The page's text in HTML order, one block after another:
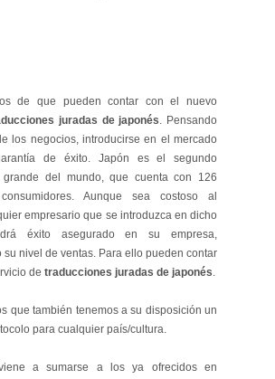
de que pueden contar con el nuevo
juradas de japonés. Pensando
los negocios, introducirse en el mercado
de éxito. Japón es el segundo
grande del mundo, que cuenta con 126
Aunque sea costoso al
empresario que se introduzca en dicho
éxito asegurado en su empresa,
su nivel de ventas. Para ello pueden contar
de traducciones juradas de japonés.
que también tenemos a su disposición un
para cualquier país/cultura.
a sumarse a los ya ofrecidos en